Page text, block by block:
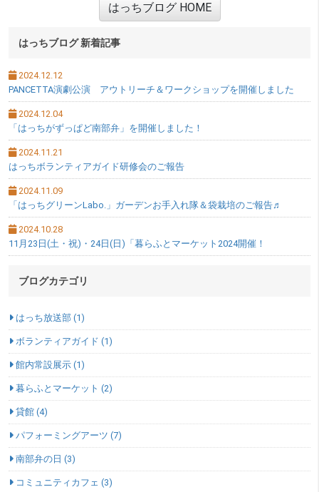
はっちブログ HOME
サブメニュー
はっちブログ 新着記事
2024.12.12
PANCETTA演劇公演 アウトリーチ＆ワークショップを開催しました
2024.12.04
「はっちがずっぱど南部弁」を開催しました！
2024.11.21
はっちボランティアガイド研修会のご報告
2024.11.09
「はっちグリーンLabo.」ガーデンお手入れ隊＆袋栽培のご報告♬
2024.10.28
11月23日(土・祝)・24日(日)「暮らふとマーケット2024開催！
ブログカテゴリ
はっち放送部 (1)
ボランティアガイド (1)
館内常設展示 (1)
暮らふとマーケット (2)
貸館 (4)
パフォーミングアーツ (7)
南部弁の日 (3)
コミュニティカフェ (3)